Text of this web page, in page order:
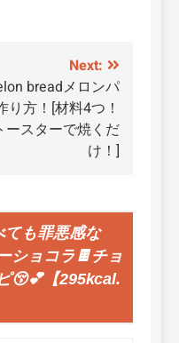
Next:
breadメロンパ
り方！[材料4つ！
ースターで焼くだ
け！]
ても罪悪感な
ショコラ🍫チョ
😚💕【295kcal.